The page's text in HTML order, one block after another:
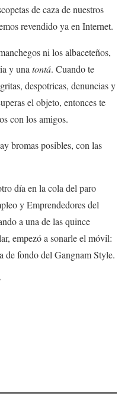
de caza de nuestros
revendido ya en Internet.
ni los albaceteños,
y unatontá. Cuando te
despotricas, denuncias y
el objeto, entonces te
con los amigos.
bromas posibles, con las
día en la cola del paro
y Emprendedores del
a una de las quince
empezó a sonarle el móvil:
de fondo del Gangnam Style.